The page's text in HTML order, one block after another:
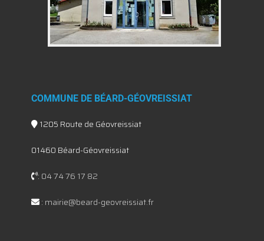
COMMUNE DE BÉARD-GÉOVREISSIAT
1205 Route de Géovreissiat
01460 Béard-Géovreissiat
: 04 74 76 17 82
: mairie@beard-geovreissiat.fr